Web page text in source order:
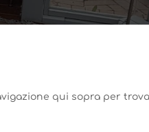
qui sopra per